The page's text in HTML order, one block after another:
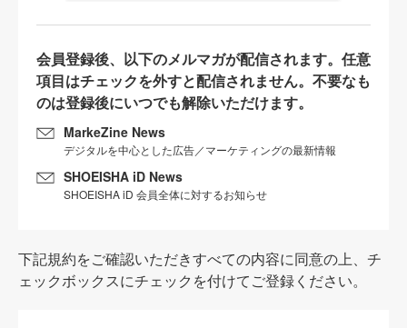
会員登録後、以下のメルマガが配信されます。任意
項目はチェックを外すと配信されません。不要なも
のは登録後にいつでも解除いただけます。
MarkeZine News
デジタルを中心とした広告／マーケティングの最新情報
SHOEISHA iD News
SHOEISHA iD 会員全体に対するお知らせ
下記規約をご確認いただきすべての内容に同意の上、チ
ェックボックスにチェックを付けてご登録ください。